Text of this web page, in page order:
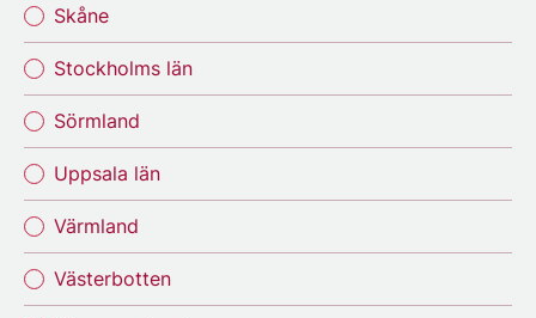
Skåne
Stockholms län
Sörmland
Uppsala län
Värmland
Västerbotten